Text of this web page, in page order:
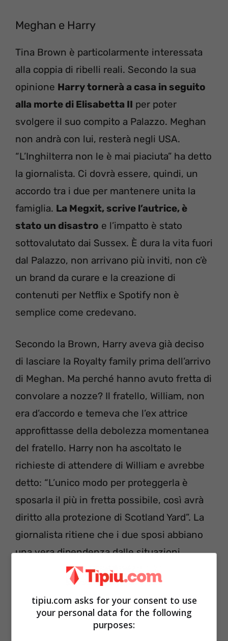
Meghan e Harry
Tina Brown è particolarmente interessata
alla coppia di ribelli reali. Secondo la sua
opinione Harry tornerà a casa in seguito
alla morte di Elisabetta II per poter
svolgere il suo compito a Palazzo. Meghan
non andrà con lui, resterà negli USA.
“L’Inghilterra non le è mai piaciuta” ha detto
la giornalista. Ci dovrà essere, quindi, un
accordo tra i due per mantenere unita la
famiglia. La Megxit, scrive l’autrice, è
stato un disastro e l’impatto è stato
sottovalutato dai Sussex. È dura la vita fuori
dal Palazzo, non arrivano più inviti, non c’è
un brand da curare e la creazione di
contenuti per Netflix e Spotify non è
semplice come credevano.
Secondo la Brown, Harry aveva già deciso
di lasciare la Royalty family prima dell’arrivo
di Meghan. Ma perché hanno avuto fretta di
convolare a nozze? Il fratello, William, non
era d’accordo e temeva che l’ex attrice
approfittasse della debolezza momentanea
del fratello. Harry non ha ascoltato le
richieste di attendere di William e avrebbe
detto: “L’unico modo per proteggerla è
sposarla il più in fretta possibile, così avrà
diritto alla protezione di Scotland Yard”. La
giornalista ritiene che i due sposi abbiano
una vera dipendenza dalle situazioni
La rabbia del marito di Meghan
tipiu.com asks for your consent to use
your personal data for the following
purposes: